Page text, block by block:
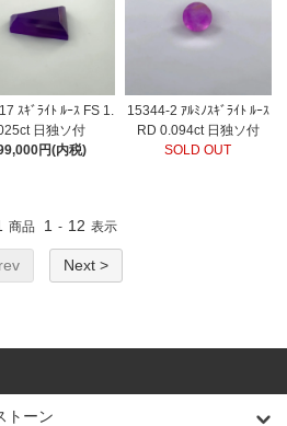
ｽｷﾞﾗｲﾄ ﾙｰｽ FS 1.
日独ソ付
円(内税)
15344-2 ｱﾙﾐﾉｽｷﾞﾗｲﾄ ﾙｰｽ
RD 0.094ct 日独ソ付
SOLD OUT
商品 1 - 12 表示
Next >
トーン